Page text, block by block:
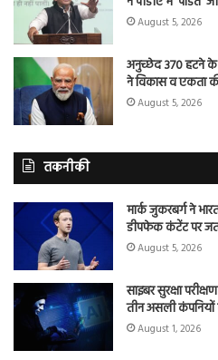
August 5, 2026
अनुच्छेद 370 हटने के
ने विकास व एकता की
August 5, 2026
तकनीकी
मार्क जुकरबर्ग ने
डीपफेक कंटेंट पर
August 5, 2026
साइबर सुरक्षा
तीन असली कंपनियों
August 1, 2026